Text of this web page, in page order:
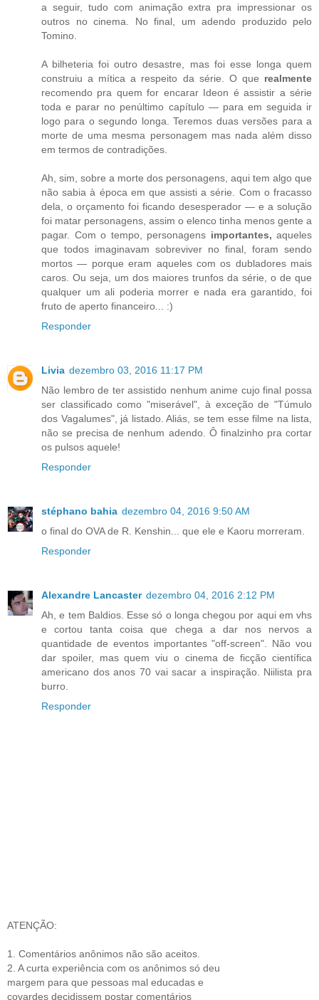
a seguir, tudo com animação extra pra impressionar os
outros no cinema. No final, um adendo produzido pelo
Tomino.
A bilheteria foi outro desastre, mas foi esse longa quem
construiu a mítica a respeito da série. O que realmente
recomendo pra quem for encarar Ideon é assistir a série
toda e parar no penúltimo capítulo — para em seguida ir
logo para o segundo longa. Teremos duas versões para a
morte de uma mesma personagem mas nada além disso
em termos de contradições.
Ah, sim, sobre a morte dos personagens, aqui tem algo que
não sabia à época em que assisti a série. Com o fracasso
dela, o orçamento foi ficando desesperador — e a solução
foi matar personagens, assim o elenco tinha menos gente a
pagar. Com o tempo, personagens importantes, aqueles
que todos imaginavam sobreviver no final, foram sendo
mortos — porque eram aqueles com os dubladores mais
caros. Ou seja, um dos maiores trunfos da série, o de que
qualquer um ali poderia morrer e nada era garantido, foi
fruto de aperto financeiro... :)
Responder
Livia dezembro 03, 2016 11:17 PM
Não lembro de ter assistido nenhum anime cujo final possa
ser classificado como "miserável", à exceção de "Túmulo
dos Vagalumes", já listado. Aliás, se tem esse filme na lista,
não se precisa de nenhum adendo. Ô finalzinho pra cortar
os pulsos aquele!
Responder
stéphano bahia dezembro 04, 2016 9:50 AM
o final do OVA de R. Kenshin... que ele e Kaoru morreram.
Responder
Alexandre Lancaster dezembro 04, 2016 2:12 PM
Ah, e tem Baldios. Esse só o longa chegou por aqui em vhs
e cortou tanta coisa que chega a dar nos nervos a
quantidade de eventos importantes "off-screen". Não vou
dar spoiler, mas quem viu o cinema de ficção científica
americano dos anos 70 vai sacar a inspiração. Niilista pra
burro.
Responder
ATENÇÃO:
1. Comentários anônimos não são aceitos.
2. A curta experiência com os anônimos só deu
margem para que pessoas mal educadas e
covardes decidissem postar comentários